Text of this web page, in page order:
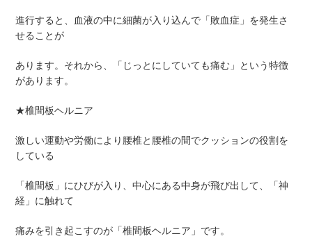
進行すると、血液の中に細菌が入り込んで「敗血症」を発生さ
せることが
あります。それから、「じっとにしていても痛む」という特徴
があります。
★椎間板ヘルニア
激しい運動や労働により腰椎と腰椎の間でクッションの役割を
している
「椎間板」にひびが入り、中心にある中身が飛び出して、「神
経」に触れて
痛みを引き起こすのが「椎間板ヘルニア」です。